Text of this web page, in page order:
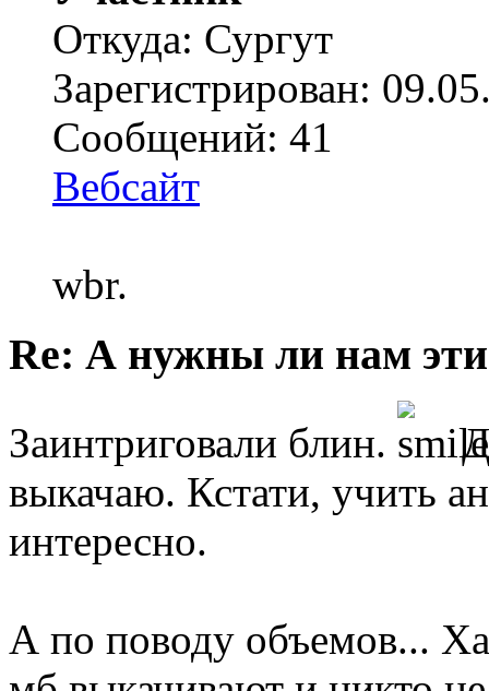
Откуда: Сургут
Зарегистрирован:
Сообщений: 41
Вебсайт
wbr.
Re: А нужны ли нам
Заинтриговали блин.
выкачаю. Кстати, учить
интересно.
А по поводу объемов...